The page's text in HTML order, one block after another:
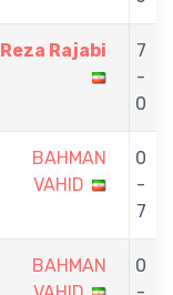
Reza Rajabi
7
-
0
BAHMAN
VAHID
0
-
7
BAHMAN
0